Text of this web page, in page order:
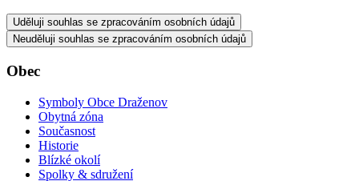
Uděluji souhlas se zpracováním osobních údajů
Neuděluji souhlas se zpracováním osobních údajů
Obec
Symboly Obce Draženov
Obytná zóna
Současnost
Historie
Blízké okolí
Spolky & sdružení